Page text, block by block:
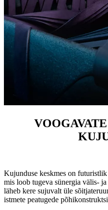
Kujunduse keskmes on
mis loob tugeva sünergia välis-
läheb kere sujuvalt üle
istmete peatugede